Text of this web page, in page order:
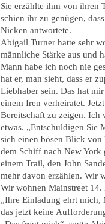
Sie erzählte ihm von ihren
schien ihr zu genügen,
Nicken antwortete.
Abigail Turner hatte sehr
männliche Stärke aus und
Mann habe ich noch nie
hat er, man sieht, dass er
Liebhaber sein. Das hat
einem Iren verheiratet.
Bereitschaft zu zeigen. Ich
etwas. „Entschuldigen Sie
sich einen bösen Blick von
dem Schiff nach New York
einem Trail, den John
mehr davon erzählen. Wir
Wir wohnen Mainstreet 14.
„Ihre Einladung ehrt mich,
das jetzt keine